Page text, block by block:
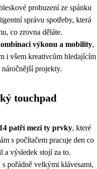
probuzení ze spánku
správu spotřeby, která
co zrovna děláte.
výkonu a mobility,
i všem kreativcům hledajícím
projekty.
touchpad
patří mezi ty prvky, které
s počítačem pracuje den co
a výsledek stojí za to.
pořádně velkými klávesami,